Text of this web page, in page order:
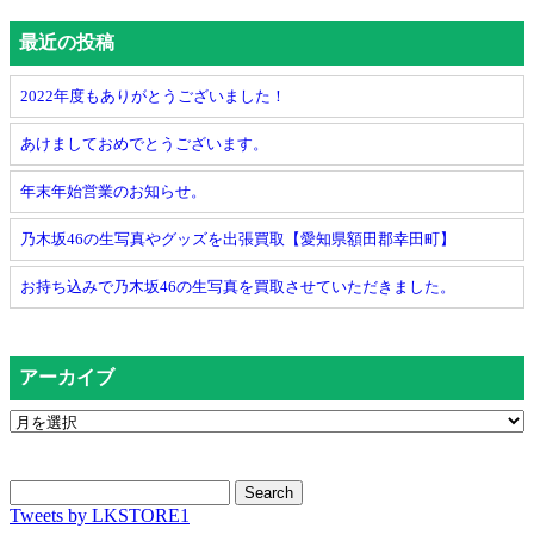
最近の投稿
2022年度もありがとうございました！
あけましておめでとうございます。
年末年始営業のお知らせ。
乃木坂46の生写真やグッズを出張買取【愛知県額田郡幸田町】
お持ち込みで乃木坂46の生写真を買取させていただきました。
アーカイブ
Search
Tweets by LKSTORE1